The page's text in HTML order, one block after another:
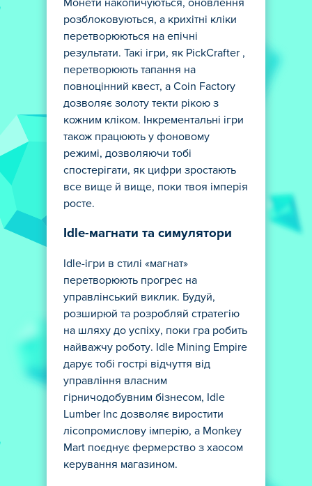
Монети накопичуються, оновлення
розблоковуються, а крихітні кліки
перетворюються на епічні
результати. Такі ігри, як PickCrafter ,
перетворюють тапання на
повноцінний квест, а Coin Factory
дозволяє золоту текти рікою з
кожним кліком. Інкрементальні ігри
також працюють у фоновому
режимі, дозволяючи тобі
спостерігати, як цифри зростають
все вище й вище, поки твоя імперія
росте.
Idle-магнати та симулятори
Idle-ігри в стилі «магнат»
перетворюють прогрес на
управлінський виклик. Будуй,
розширюй та розробляй стратегію
на шляху до успіху, поки гра робить
найважчу роботу. Idle Mining Empire
дарує тобі гострі відчуття від
управління власним
гірничодобувним бізнесом, Idle
Lumber Inc дозволяє виростити
лісопромислову імперію, а Monkey
Mart поєднує фермерство з хаосом
керування магазином.